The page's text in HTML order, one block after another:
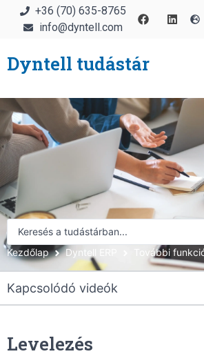
+36 (70) 635-8765
info@dyntell.com
Dyntell tudástár
Kezdőlap Dyntell ERP További
Kapcsolódó videók
Levelezés